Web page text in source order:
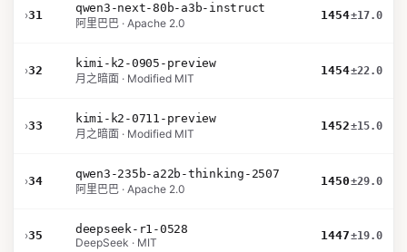
›31
qwen3-next-80b-a3b-instruct
阿里巴巴 · Apache 2.0
1454±17.0
›32
kimi-k2-0905-preview
月之暗面 · Modified MIT
1454±22.0
›33
kimi-k2-0711-preview
月之暗面 · Modified MIT
1452±15.0
›34
qwen3-235b-a22b-thinking-2507
阿里巴巴 · Apache 2.0
1450±29.0
›35
deepseek-r1-0528
DeepSeek · MIT
1447±19.0